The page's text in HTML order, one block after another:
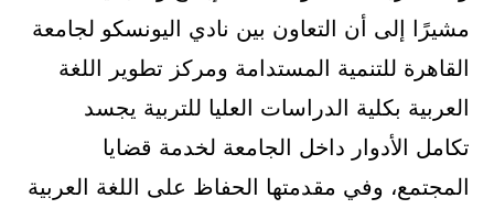
مشيرًا إلى أن التعاون بين نادي اليونسكو لجامعة
القاهرة للتنمية المستدامة ومركز تطوير اللغة
العربية بكلية الدراسات العليا للتربية يجسد
تكامل الأدوار داخل الجامعة لخدمة قضايا
المجتمع، وفي مقدمتها الحفاظ على اللغة العربية